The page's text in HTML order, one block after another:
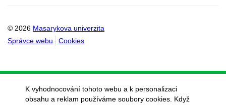
© 2026 Masarykova univerzita
Správce webu
Cookies
K vyhodnocování tohoto webu a k personalizaci
obsahu a reklam používáme soubory cookies. Když